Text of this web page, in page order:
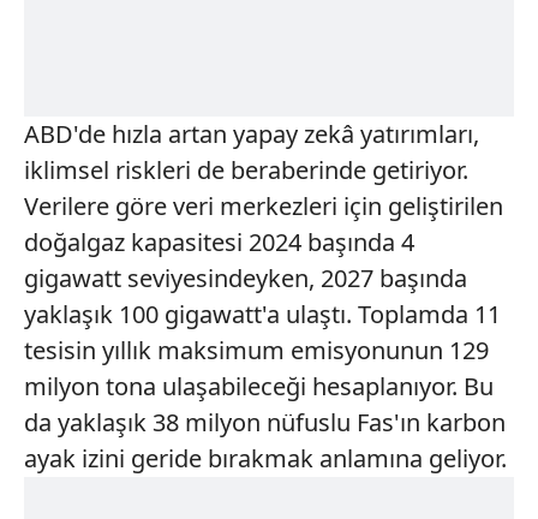
ABD'de hızla artan yapay zekâ yatırımları,
iklimsel riskleri de beraberinde getiriyor.
Verilere göre veri merkezleri için geliştirilen
doğalgaz kapasitesi 2024 başında 4
gigawatt seviyesindeyken, 2027 başında
yaklaşık 100 gigawatt'a ulaştı. Toplamda 11
tesisin yıllık maksimum emisyonunun 129
milyon tona ulaşabileceği hesaplanıyor. Bu
da yaklaşık 38 milyon nüfuslu Fas'ın karbon
ayak izini geride bırakmak anlamına geliyor.